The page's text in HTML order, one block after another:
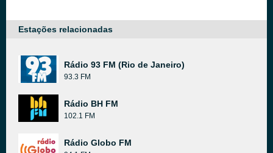
Estações relacionadas
Rádio 93 FM (Rio de Janeiro)
93.3 FM
Rádio BH FM
102.1 FM
Rádio Globo FM